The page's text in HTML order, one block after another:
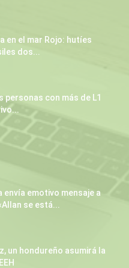
en el mar Rojo: hutíes
dos...
personas con más de L1
envía emotivo mensaje a
se está...
un hondureño asumirá la